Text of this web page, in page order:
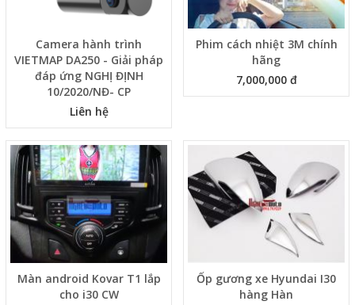
Camera hành trình
VIETMAP DA250 - Giải pháp
đáp ứng NGHỊ ĐỊNH
10/2020/NĐ- CP
Liên hệ
Phim cách nhiệt 3M chính
hãng
7,000,000 đ
Màn android Kovar T1 lắp
cho i30 CW
Ốp gương xe Hyundai I30
hàng Hàn